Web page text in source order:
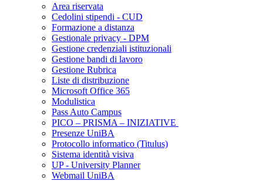
Area riservata
Cedolini stipendi - CUD
Formazione a distanza
Gestionale privacy - DPM
Gestione credenziali istituzionali
Gestione bandi di lavoro
Gestione Rubrica
Liste di distribuzione
Microsoft Office 365
Modulistica
Pass Auto Campus
PICO – PRISMA – INIZIATIVE
Presenze UniBA
Protocollo informatico (Titulus)
Sistema identità visiva
UP - University Planner
Webmail UniBA